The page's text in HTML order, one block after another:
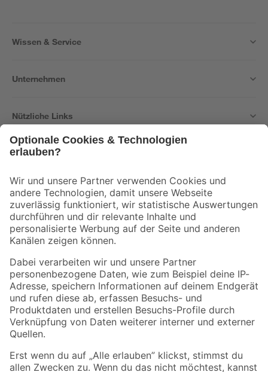
Wissen & Service
Unternehmen
Nützliche Links
Der toom Newsletter: Keine Angebote und Aktionen mehr verpassen!
Zur Newsletter Anmeldung
Folge uns
Zahlungsarten Versandarten
Sicher einkaufen